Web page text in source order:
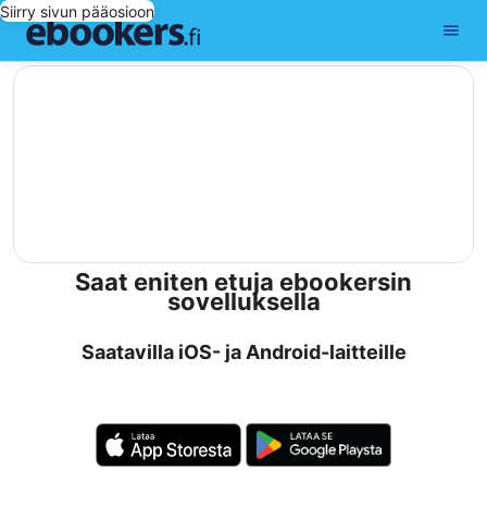
Siirry sivun pääosioon
editorial
Saat eniten etuja ebookersin
sovelluksella
Saatavilla iOS- ja Android-laitteille